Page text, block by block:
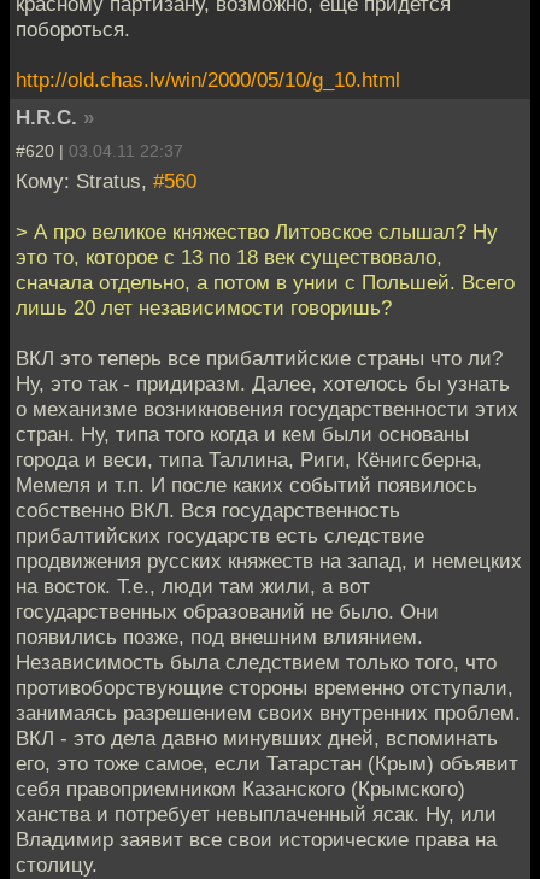
побороться.
http://old.chas.lv/win/2000/05/10/g_10.html
H.R.C. »
#620 | 03.04.11 22:37
Кому: Stratus, #560
> А про великое княжество Литовское слышал? Ну
это то, которое с 13 по 18 век существовало,
сначала отдельно, а потом в унии с Польшей. Всего
лишь 20 лет независимости говоришь?
ВКЛ это теперь все прибалтийские страны что ли?
Ну, это так - придиразм. Далее, хотелось бы узнать
о механизме возникновения государственности этих
стран. Ну, типа того когда и кем были основаны
города и веси, типа Таллина, Риги, Кёнигсберна,
Мемеля и т.п. И после каких событий появилось
собственно ВКЛ. Вся государственность
прибалтийских государств есть следствие
продвижения русских княжеств на запад, и немецких
на восток. Т.е., люди там жили, а вот
государственных образований не было. Они
появились позже, под внешним влиянием.
Независимость была следствием только того, что
противоборствующие стороны временно отступали,
занимаясь разрешением своих внутренних проблем.
ВКЛ - это дела давно минувших дней, вспоминать
его, это тоже самое, если Татарстан (Крым) объявит
себя правоприемником Казанского (Крымского)
ханства и потребует невыплаченный ясак. Ну, или
Владимир заявит все свои исторические права на
столицу.